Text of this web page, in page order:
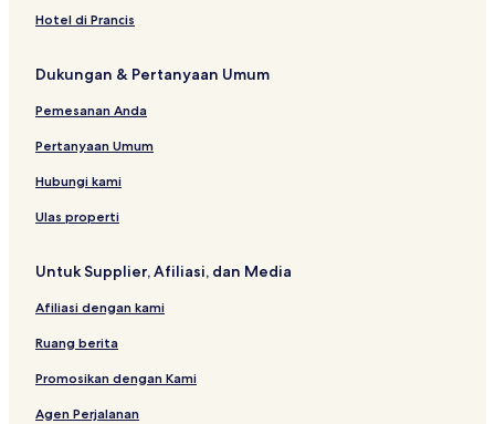
Hotel di Prancis
Dukungan & Pertanyaan Umum
Pemesanan Anda
Pertanyaan Umum
Hubungi kami
Ulas properti
Untuk Supplier, Afiliasi, dan Media
Afiliasi dengan kami
Ruang berita
Promosikan dengan Kami
Agen Perjalanan